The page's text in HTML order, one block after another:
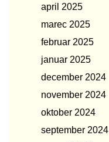
april 2025
marec 2025
februar 2025
januar 2025
december 2024
november 2024
oktober 2024
september 2024